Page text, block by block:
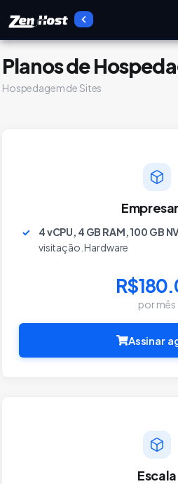
Planos de
Hospedagem de Sites
4 vCPU, 4 GB RAM, 100 GB
visitação. Hardware
por mês
Assinar
Escala